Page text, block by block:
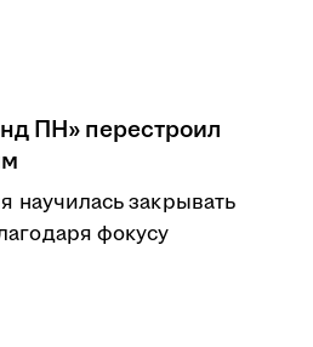
ПН» перестроил
научилась закрывать
фокусу